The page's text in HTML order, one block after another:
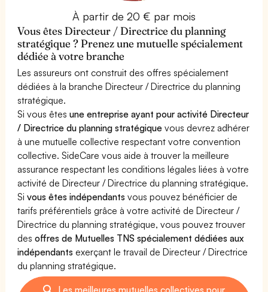
À partir de 20 € par mois
Vous êtes Directeur / Directrice du planning
stratégique ? Prenez une mutuelle spécialement
dédiée à votre branche
Les assureurs ont construit des offres spécialement
dédiées à la branche Directeur / Directrice du planning
stratégique.
Si vous êtesune entreprise ayant pour activité Directeur
/ Directrice du planning stratégique vous devrez adhérer
à une mutuelle collective respectant votre convention
collective. SideCare vous aide à trouver la meilleure
assurance respectant les conditions légales liées à votre
activité de Directeur / Directrice du planning stratégique.
Sivous êtes indépendants vous pouvez bénéficier de
tarifs préférentiels grâce à votre activité de Directeur /
Directrice du planning stratégique, vous pouvez trouver
desoffres de Mutuelles TNS spécialement dédiées aux
indépendants exerçant le travail de Directeur / Directrice
du planning stratégique.
Les meilleures mutuelles collectives pour